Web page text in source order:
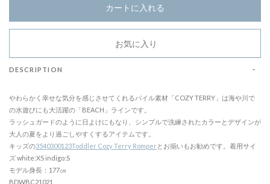
カートに入れる
お気に入り
DESCRIPTION
やわらかく幸せな気分を感じさせてくれるパイル素材「COZY TERRY」は海や川で
の水遊びにも大活躍の「BEACH」ラインです。
ラッシュガードのように日よけにもなり、シンプルで洗練されたカラーとデザインが
大人の夏をより過ごしやすくするアイテムです。
キッズの3540300123Toddler Cozy Terry Romper とお揃いもお勧めです。着用サイ
ズ white:XS indigo:S
モデル身長：177㎝
BDWBC21021